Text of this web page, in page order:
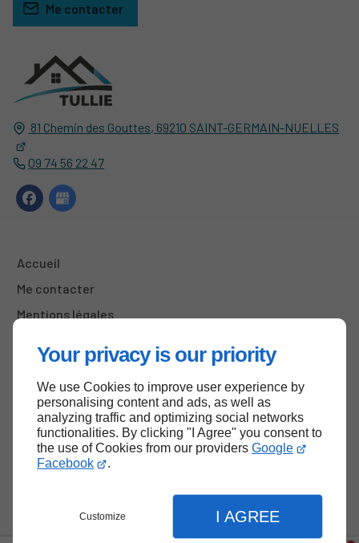
Your privacy is our priority
We use Cookies to improve user experience by
personalising content and ads, as well as
analyzing traffic and optimizing social networks
functionalities. By clicking "I Agree" you consent to
the use of Cookies from our providers Google
Facebook
.
Customize I AGREE
81 Chemin des Gouttes, 69210 SAINT-GERMAIN-NUELLES
09 74 56 22 47
Accueil
Me contacter
Mentions légales
Me contacter
Haut de page